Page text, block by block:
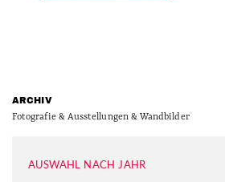
ARCHIV
Fotografie & Ausstellungen & Wandbilder
AUSWAHL NACH JAHR